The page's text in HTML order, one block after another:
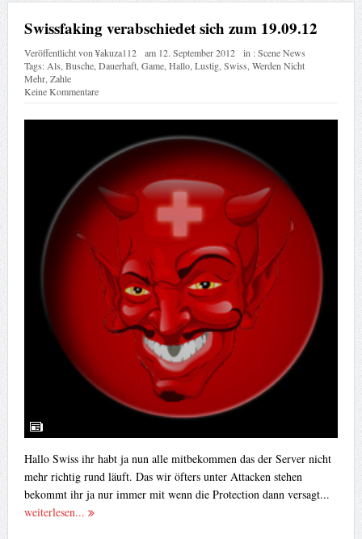
Swissfaking verabschiedet sich zum 19.09.12
Veröffentlicht von¥akuza112 am 12. September 2012 in :Scene News
Tags: Als Busche, Dauerhaft, Game, Hallo, Lustig, Swiss Werden Nicht
Mehr, Zahle
Keine Kommentare
Hallo Swiss ihr habt ja nun alle mitbekommen das der Server nicht
mehr richtig rund läuft. Das wir öfters unter Attacken stehen
bekommt ihr ja nur immer mit wenn die Protection dann versagt...
weiterlesen...